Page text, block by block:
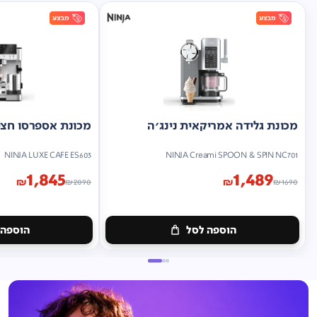
מכונת גלידה אמריקאית נינג'ה
NINJA Creami SPOON & SPIN NC701
₪1690
₪1,489
הוספה לסל
מכונת אספרסו
NINJA LUXE CAFE ES603
₪2090
₪1,845